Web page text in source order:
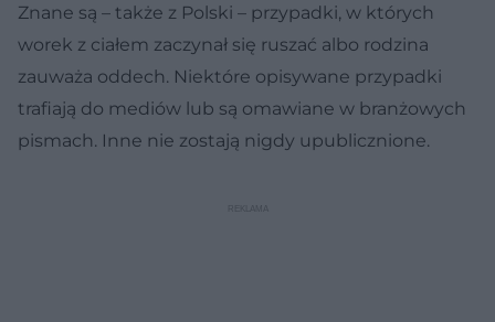
Znane są – także z Polski – przypadki, w których
worek z ciałem zaczynał się ruszać albo rodzina
zauważa oddech. Niektóre opisywane przypadki
trafiają do mediów lub są omawiane w branżowych
pismach. Inne nie zostają nigdy upublicznione.